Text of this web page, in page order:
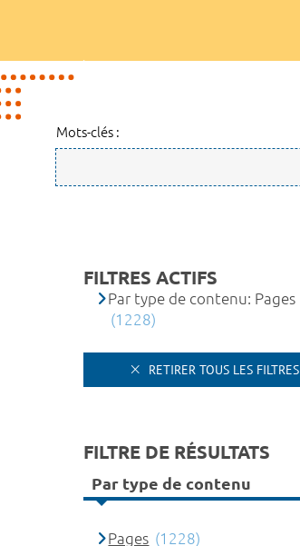
Mots-clés :
FILTRES ACTIFS
Par type de contenu: Pages
(1228)
RETIRER TOUS LES FILTRES
FILTRE DE RÉSULTATS
Par type de contenu
Pages (1228)